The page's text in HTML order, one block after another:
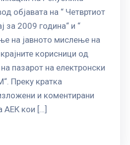
објавата на “ Четвртиот
за 2009 година“ и “
на јавното мислење на
корисници од
пазарот на електронски
Преку кратка
и коментирани
АЕК кои […]